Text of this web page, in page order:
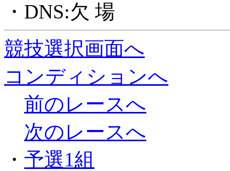
・DNS:欠 場
競技選択画面へ
コンディションへ
前のレースへ
次のレースへ
・ 予選1組